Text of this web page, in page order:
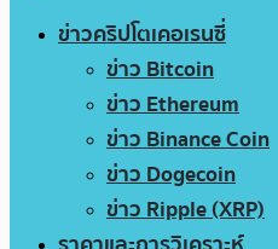
ข่าวคริปโตเคอเรนซี่
ข่าว Bitcoin
ข่าว Ethereum
ข่าว Binance Coin
ข่าว Dogecoin
ข่าว Ripple (XRP)